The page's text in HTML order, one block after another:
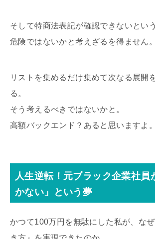
そして特商法表記が確認できないとい
危険ではないかと考えざるを得ません。
リストを集めるだけ集めて次なる展開
る。
そう考えるべきではないかと。
高額バックエンド？あると思いますよ。
人生逆転！元ブラック企業社員
かない」という夢
かつて100万円を無駄にした私が、な